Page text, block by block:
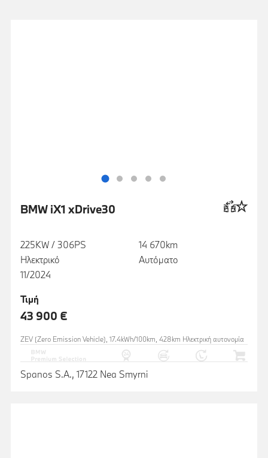
BMW iX1 xDrive30
225KW / 306PS
Ηλεκτρικό
11/2024
14 670km
Αυτόματο
Τιμή
43 900 €
ZEV (Zero Emission Vehicle), 17.4kWh/100km, 428km Ηλεκτρική αυτονομία
Spanos S.A., 17122 Nea Smyrni